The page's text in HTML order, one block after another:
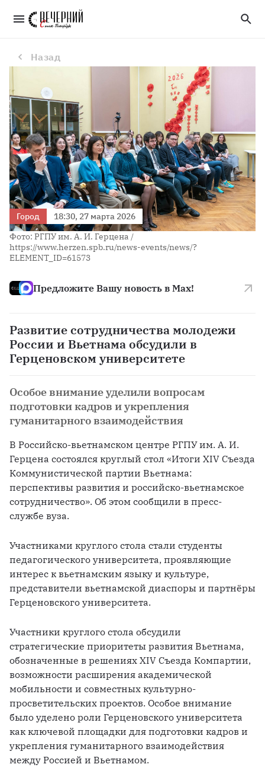
Развитие сотрудничества молодежи России и Вьетнама обсудили в Герценовском университете
Назад
Город
18:30, 27 марта 2026
Фото: РГПУ им. А. И. Герцена /
https://www.herzen.spb.ru/news-events/news/?
ELEMENT_ID=61573
Предложите Вашу новость в Max!
Развитие сотрудничества молодежи
России и Вьетнама обсудили в
Герценовском университете
Особое внимание уделили вопросам
подготовки кадров и укрепления
гуманитарного взаимодействия
В Российско-вьетнамском центре РГПУ им. А. И.
Герцена состоялся круглый стол «Итоги XIV Съезда
Коммунистической партии Вьетнама:
перспективы развития и российско-вьетнамское
сотрудничество». Об этом сообщили в пресс-
службе вуза.
Участниками круглого стола стали студенты
педагогического университета, проявляющие
интерес к вьетнамским языку и культуре,
представители вьетнамской диаспоры и партнёры
Герценовского университета.
Участники круглого стола обсудили
стратегические приоритеты развития Вьетнама,
обозначенные в решениях XIV Съезда Компартии,
возможности расширения академической
мобильности и совместных культурно-
просветительских проектов. Особое внимание
было уделено роли Герценовского университета
как ключевой площадки для подготовки кадров и
укрепления гуманитарного взаимодействия
между Россией и Вьетнамом.